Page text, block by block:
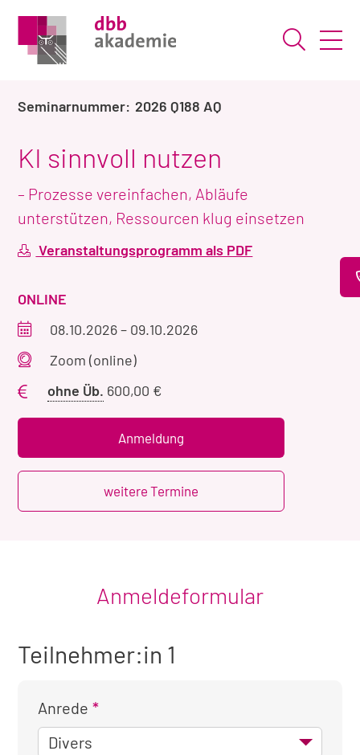
Suche
2026 Q188 AQ
KI sinnvoll nutzen
– Prozesse vereinfachen, Abläufe
unterstützen, Ressourcen klug einsetzen
Veranstaltungsprogramm als PDF
VERANSTALTUNGSART
ONLINE
Veranstaltungszeitraum
08.10.2026– 09.10.2026
Veranstaltungsort
Zoom (online)
ohne Üb. Preis
Übernachtung
600,00 €
Anmeldung
weitere Termine
Anmeldeformular
Teilnehmer:in 1
Anrede